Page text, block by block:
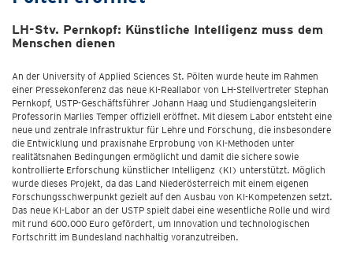
LH-Stv. Pernkopf: Künstliche Intelligenz muss dem
Menschen dienen
An der University of Applied Sciences St. Pölten wurde heute im Rahmen
einer Pressekonferenz das neue KI-Reallabor von LH-Stellvertreter Stephan
Pernkopf, USTP-Geschäftsführer Johann Haag und Studiengangsleiterin
Professorin Marlies Temper offiziell eröffnet. Mit diesem Labor entsteht eine
neue und zentrale Infrastruktur für Lehre und Forschung, die insbesondere
die Entwicklung und praxisnahe Erprobung von KI-Methoden unter
realitätsnahen Bedingungen ermöglicht und damit die sichere sowie
kontrollierte Erforschung künstlicher Intelligenz (KI) unterstützt. Möglich
wurde dieses Projekt, da das Land Niederösterreich mit einem eigenen
Forschungsschwerpunkt gezielt auf den Ausbau von KI-Kompetenzen setzt.
Das neue KI-Labor an der USTP spielt dabei eine wesentliche Rolle und wird
mit rund 600.000 Euro gefördert, um Innovation und technologischen
Fortschritt im Bundesland nachhaltig voranzutreiben.